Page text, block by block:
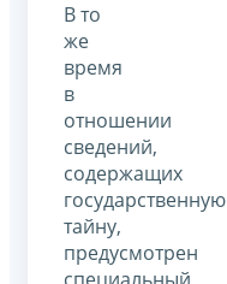
В то
же
время
в
отношении
сведений,
содержащих
государственную
тайну,
предусмотрен